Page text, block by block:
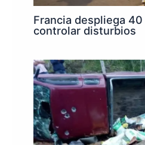
Francia despliega
controlar disturbios